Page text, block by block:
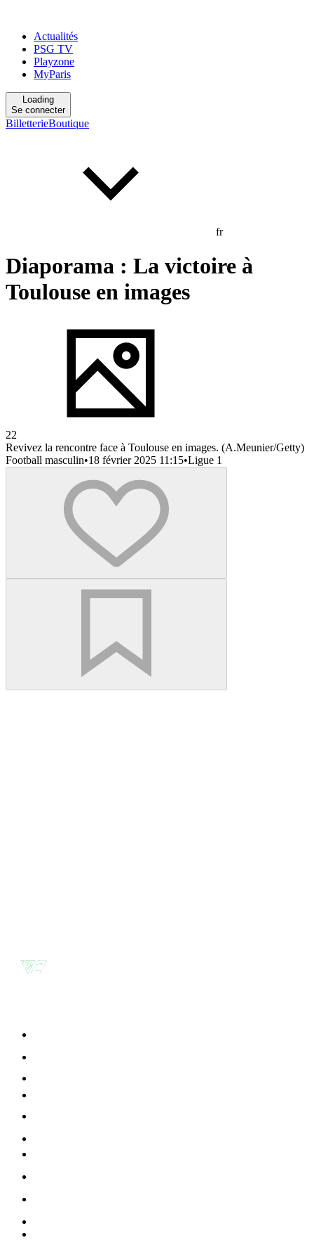
Actualités
PSG TV
Playzone
MyParis
Loading
Se connecter
BilletterieBoutique
fr
Diaporama : La victoire à
Toulouse en images
22
Revivez la rencontre face à Toulouse en images. (A.Meunier/Getty)
Football masculin•18 février 2025 11:15•Ligue 1